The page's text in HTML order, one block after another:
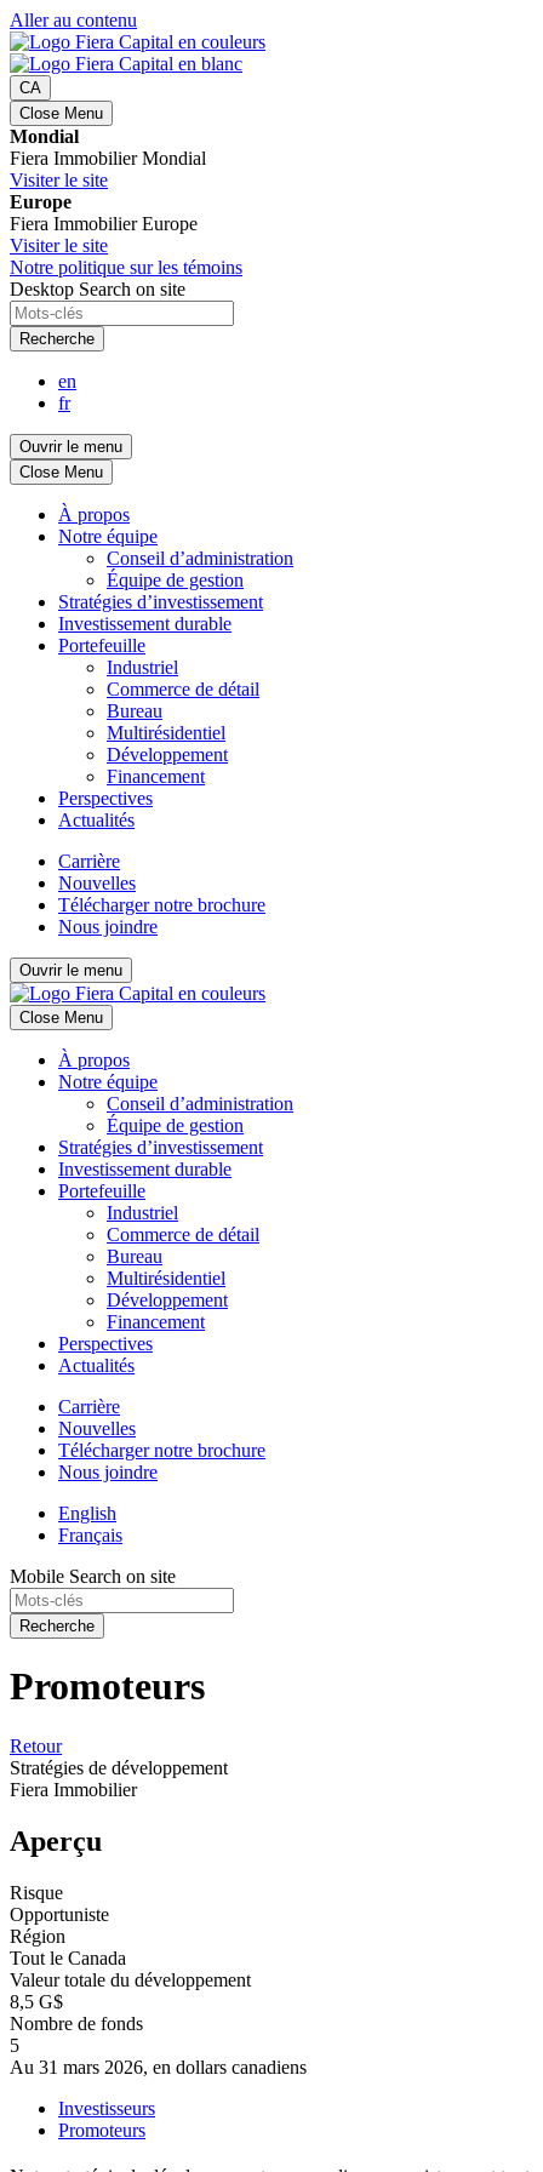
Aller au contenu
CA
Close Menu
Mondial
Fiera Immobilier Mondial
Visiter le site
Europe
Fiera Immobilier Europe
Visiter le site
Notre politique sur les témoins
Desktop Search on site
Recherche
en
fr
Ouvrir le menu
Close Menu
À propos
Notre équipe
Conseil d’administration
Équipe de gestion
Stratégies d’investissement
Investissement durable
Portefeuille
Industriel
Commerce de détail
Bureau
Multirésidentiel
Développement
Financement
Perspectives
Actualités
Carrière
Nouvelles
Télécharger notre brochure
Nous joindre
Ouvrir le menu
Close Menu
À propos
Notre équipe
Conseil d’administration
Équipe de gestion
Stratégies d’investissement
Investissement durable
Portefeuille
Industriel
Commerce de détail
Bureau
Multirésidentiel
Développement
Financement
Perspectives
Actualités
Carrière
Nouvelles
Télécharger notre brochure
Nous joindre
English
Français
Mobile Search on site
Recherche
Promoteurs
Retour
Stratégies de développement
Fiera Immobilier
Aperçu
Risque
Opportuniste
Région
Tout le Canada
Valeur totale du développement
8,5 G$
Nombre de fonds
5
Au 31 mars 2026, en dollars canadiens
Investisseurs
Promoteurs